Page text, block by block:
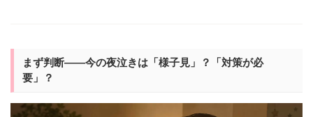
まず判断——今の夜泣きは「様子見」？「対策が必
要」？